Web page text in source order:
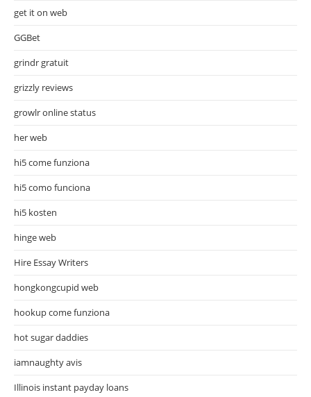
get it on web
GGBet
grindr gratuit
grizzly reviews
growlr online status
her web
hi5 come funziona
hi5 como funciona
hi5 kosten
hinge web
Hire Essay Writers
hongkongcupid web
hookup come funziona
hot sugar daddies
iamnaughty avis
Illinois instant payday loans